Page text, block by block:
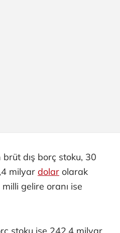
dış borç stoku, 30
milyar dolar olarak
gelire oranı ise